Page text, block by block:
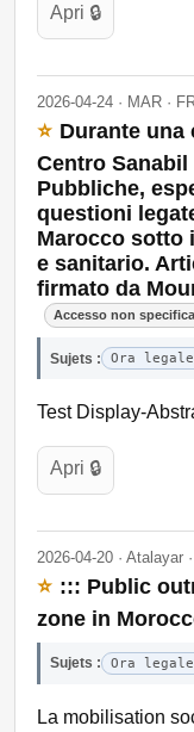
Apri 🔒
2026-04-24 · MAR ·
⭐ Durante una
Centro
Pubbliche,
questioni
Marocco sotto
e sanitario.
firmato da
Accesso non
Sujets : Ora
Test Display-
Apri 🔒
2026-04-20 · Atalayar
⭐ ::: Public
zone in
Sujets : Ora
La mobilisation